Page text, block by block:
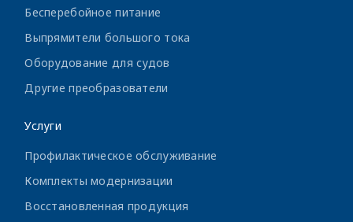
Бесперебойное питание
Выпрямители большого тока
Оборудование для судов
Другие преобразователи
Услуги
Профилактическое обслуживание
Комплекты модернизации
Восстановленная продукция